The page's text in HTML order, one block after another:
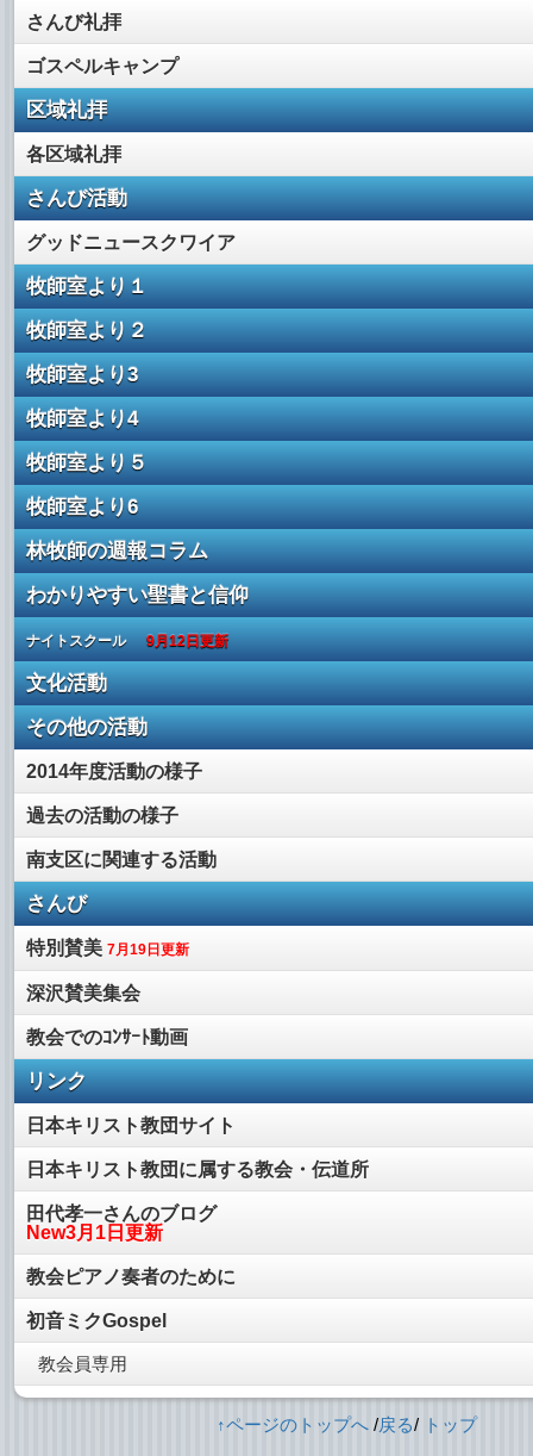
さんび礼拝
ゴスペルキャンプ
区域礼拝
各区域礼拝
さんび活動
グッドニュースクワイア
牧師室より１
牧師室より２
牧師室より3
牧師室より4
牧師室より５
牧師室より6
林牧師の週報コラム
わかりやすい聖書と信仰
ナイトスクール 9月12日更新
文化活動
その他の活動
2014年度活動の様子
過去の活動の様子
南支区に関連する活動
さんび
特別賛美 7月19日更新
深沢賛美集会
教会でのｺﾝｻｰﾄ動画
リンク
日本キリスト教団サイト
日本キリスト教団に属する教会・伝道所
田代孝一さんのブログ
New3月1日更新
教会ピアノ奏者のために
初音ミクGospel
教会員専用
↑ページのトップへ/戻る/ トップ